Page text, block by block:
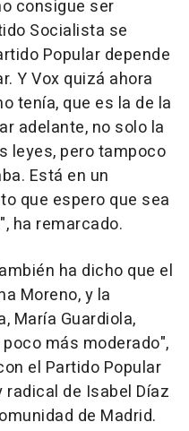
consigue ser
Socialista se
Popular depende
Y Vox quizá ahora
tenía, que es la de la
adelante, no solo la
leyes, pero tampoco
Está en un
que espero que sea
ha remarcado.
ha dicho que el
Moreno, y la
María Guardiola,
más moderado",
el Partido Popular
de Isabel Díaz
de Madrid.